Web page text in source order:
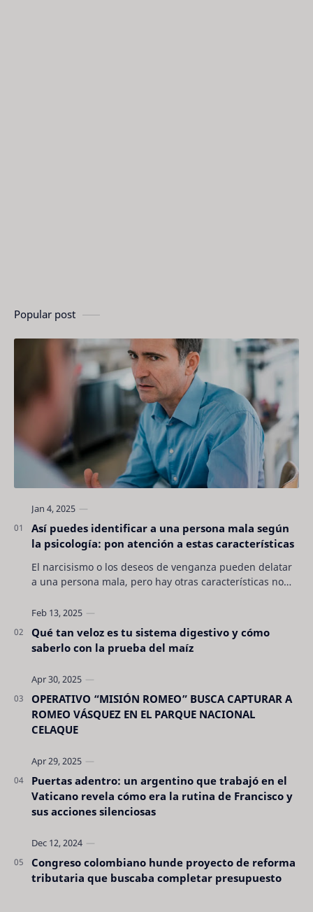
Popular post
Así puedes identificar a una persona mala según
la psicología: pon atención a estas características
El narcisismo o los deseos de venganza pueden delatar
a una persona mala, pero hay otras características no
Qué tan veloz es tu sistema digestivo y cómo
saberlo con la prueba del maíz
OPERATIVO “MISIÓN ROMEO” BUSCA CAPTURAR A
ROMEO VÁSQUEZ EN EL PARQUE NACIONAL
CELAQUE
Puertas adentro: un argentino que trabajó en el
Vaticano revela cómo era la rutina de Francisco y
sus acciones silenciosas
Congreso colombiano hunde proyecto de reforma
tributaria que buscaba completar presupuesto